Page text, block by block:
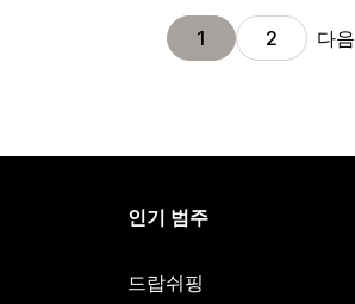
1 2 다음
인기 범주
드랍쉬핑